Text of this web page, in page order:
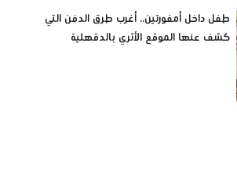
طفل داخل أمفورتين.. أغرب طرق الدفن التي
كشف عنها الموقع الأثري بالدقهلية